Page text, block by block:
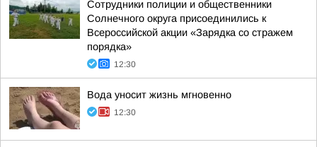
Сотрудники полиции и общественники
Солнечного округа присоединились к
Всероссийской акции «Зарядка со стражем
порядка»
12:30
Вода уносит жизнь мгновенно
12:30